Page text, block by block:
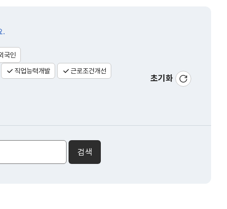
.
국인
직업능력개발
근로조건개선
초기화
정책검색
검색